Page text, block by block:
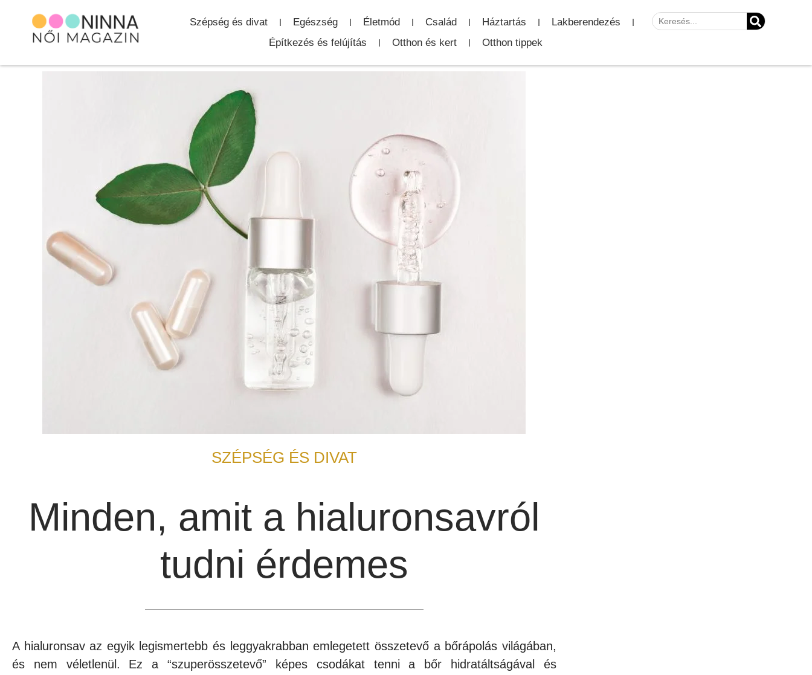
Szépség és divat Egészség Életmód Család Háztartás
Lakberendezés
Építkezés és felújítás
Otthon és kert Otthon tippek
SZÉPSÉG ÉS DIVAT
Minden, amit a hialuronsavról
tudni érdemes
A hialuronsav az egyik legismertebb és leggyakrabban emlegetett összetevő a bőrápolás világában,
és nem véletlenül. Ez a “szuperösszetevő” képes csodákat tenni a bőr hidratáltságával és